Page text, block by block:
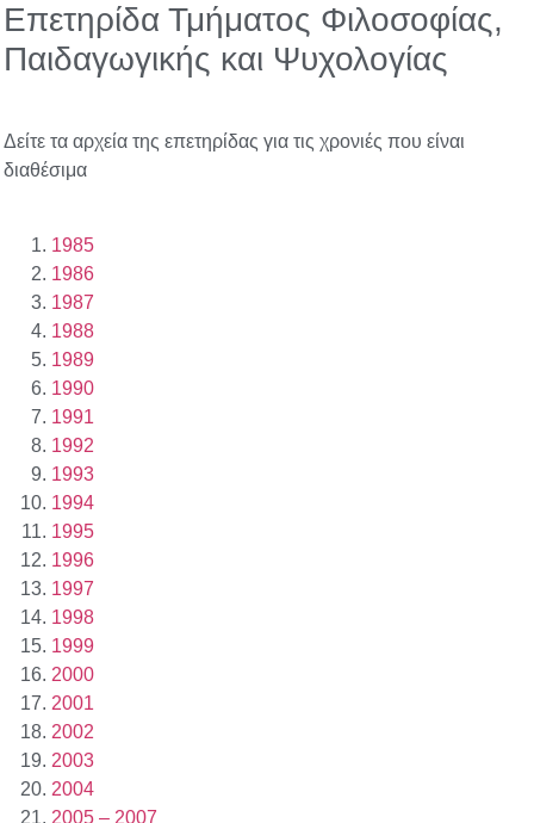
Επετηρίδα Τμήματος Φιλοσοφίας,
Παιδαγωγικής και Ψυχολογίας
Δείτε τα αρχεία της επετηρίδας για τις χρονιές που είναι
διαθέσιμα
1985
1986
1987
1988
1989
1990
1991
1992
1993
1994
1995
1996
1997
1998
1999
2000
2001
2002
2003
2004
2005 – 2007